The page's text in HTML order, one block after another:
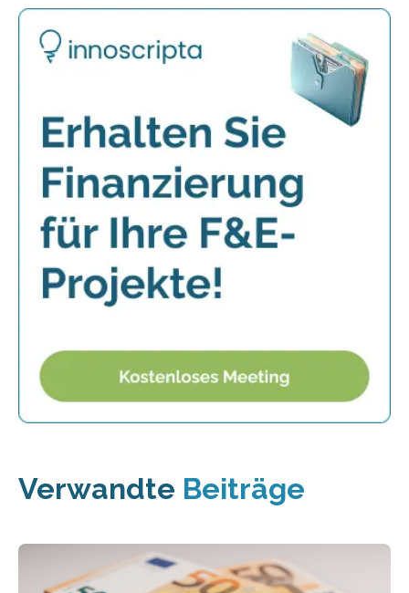
Verwandte Beiträge